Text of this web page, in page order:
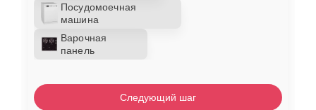
Посудомоечная
машина
Варочная
панель
Следующий шаг